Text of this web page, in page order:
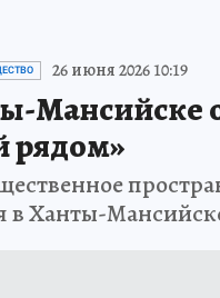
26 июня 2026 10:19
Мансийске
рядом»